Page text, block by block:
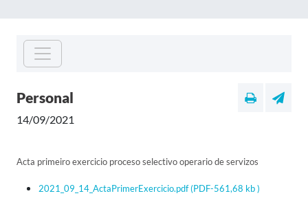
Personal
14/09/2021
Acta primeiro exercicio proceso selectivo operario de servizos
2021_09_14_ActaPrimerExercicio.pdf(PDF-561,68 kb )